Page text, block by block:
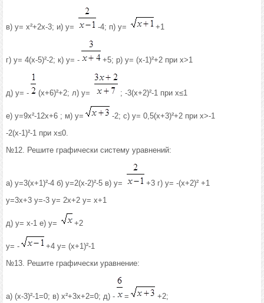
в) у= х²+2х-3; и) у= -4; п) у= +1
г) у= 4(х-5)²-2; к) у= - +5; р) у= (х-1)²+2 при х>1
д) у= - (х+6)²+2; л) у= ; -3(х+2)²-1 при х≤1
е) у=9х²-12х+6 ; м) у=
-2; с) у= 0,5(х+3)²+2 при х>-1
-2(х-1)²-1 при х≤0.
№12. Решите графически систему уравнений:
а) у=3(х+1)²-4 б) у=2(х-2)²-5 в) у=
+3 г) у= -(х+2)² +1
у=3х+3 у=-3 у= 2х+2 у= х+1
д) у= х-1 е) у= +2
у= -
+4 у= (х+1)²-1
№13. Решите графически уравнение:
а) (х-3)²-1=0; в) х²+3х+2=0; д) - = +2;